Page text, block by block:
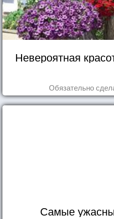
Невероятная
Обязательно
Самые